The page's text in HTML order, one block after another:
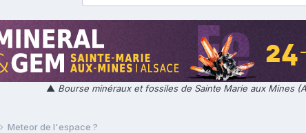
▲ Bourse minéraux et fossiles de Sainte Marie aux Mines
Meteor de l'espace ?